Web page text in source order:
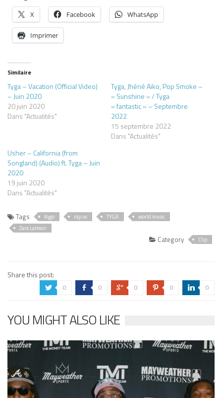
X Facebook WhatsApp
Imprimer
Similaire
Tyga – Vacation (Official Video)
– Juin 2020
20 juin 2020
Dans "Actualités"
Tyga, Jhéné Aiko, Pop Smoke –
« Sunshine » / Tyga
« fantastic » – Septembre
2022
15 septembre 2022
Dans "Actualités"
Usher – California (from
Songland) (Audio) ft. Tyga – Juin
2020
19 juin 2020
Dans "Actualités"
Tags Kygo rap us TYGA
world music
Zara Larsson
Category Clip
Share this post:
a 0 b 0 c 0 d 0 j 0
YOU MIGHT ALSO LIKE